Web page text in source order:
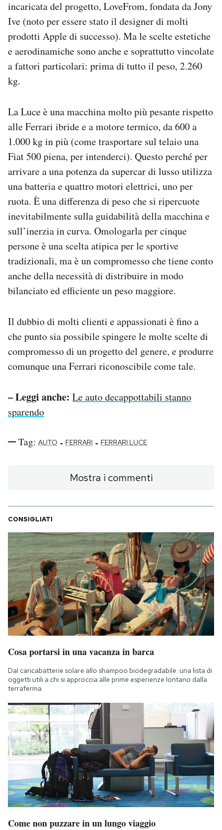
incaricata del progetto, LoveFrom, fondata da Jony
Ive (noto per essere stato il designer di molti
prodotti Apple di successo). Ma le scelte estetiche
e aerodinamiche sono anche e soprattutto vincolate
a fattori particolari: prima di tutto il peso, 2.260
kg.
La Luce è una macchina molto più pesante rispetto
alle Ferrari ibride e a motore termico, da 600 a
1.000 kg in più (come trasportare sul telaio una
Fiat 500 piena, per intenderci). Questo perché per
arrivare a una potenza da supercar di lusso utilizza
una batteria e quattro motori elettrici, uno per
ruota. È una differenza di peso che si ripercuote
inevitabilmente sulla guidabilità della macchina e
sull’inerzia in curva. Omologarla per cinque
persone è una scelta atipica per le sportive
tradizionali, ma è un compromesso che tiene conto
anche della necessità di distribuire in modo
bilanciato ed efficiente un peso maggiore.
Il dubbio di molti clienti e appassionati è fino a
che punto sia possibile spingere le molte scelte di
compromesso di un progetto del genere, e produrre
comunque una Ferrari riconoscibile come tale.
– Leggi anche: Le auto decappottabili stanno
sparendo
Tag: AUTO - FERRARI - FERRARI LUCE
Mostra i commenti
CONSIGLIATI
Cosa portarsi in una vacanza in barca
Dal caricabatterie solare allo shampoo biodegradabile: una lista di
oggetti utili a chi si approccia alle prime esperienze lontano dalla
terraferma
Come non puzzare in un lungo viaggio